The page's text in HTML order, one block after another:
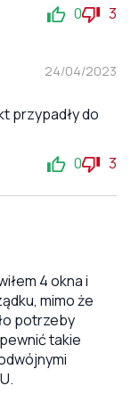
0 3
24/04/2023
przypadły do
0 3
4 okna i
mimo że
potrzeby
takie